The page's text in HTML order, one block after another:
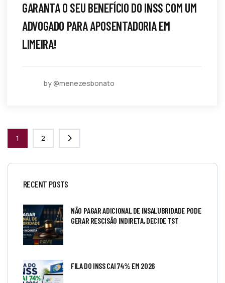
GARANTA O SEU BENEFÍCIO DO INSS COM UM
ADVOGADO PARA APOSENTADORIA EM
LIMEIRA!
by @menezesbonato
1 2
RECENT POSTS
NÃO PAGAR ADICIONAL DE INSALUBRIDADE PODE
GERAR RESCISÃO INDIRETA, DECIDE TST
FILA DO INSS CAI 74% EM 2026